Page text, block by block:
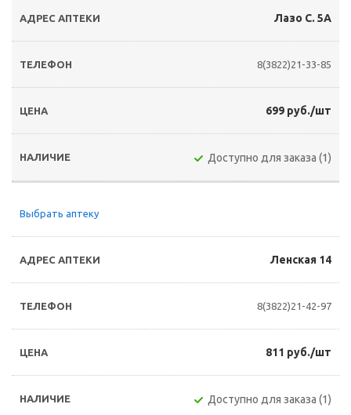
Лазо С. 5А
8(3822)21-33-85
699 руб./шт
Доступно для заказа (1)
Выбрать аптеку
Ленская 14
8(3822)21-42-97
811 руб./шт
Доступно для заказа (1)